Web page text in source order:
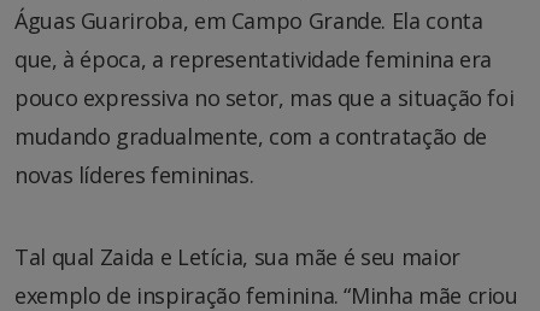
Águas Guariroba, em Campo Grande. Ela conta
que, à época, a representatividade feminina era
pouco expressiva no setor, mas que a situação foi
mudando gradualmente, com a contratação de
novas líderes femininas.
Tal qual Zaida e Letícia, sua mãe é seu maior
exemplo de inspiração feminina. “Minha mãe criou